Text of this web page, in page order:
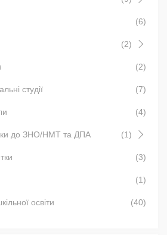
(6)
(2)
(2)
студії (7)
(4)
до ЗНО/НМТ та ДПА (1)
(3)
(1)
освіти (40)